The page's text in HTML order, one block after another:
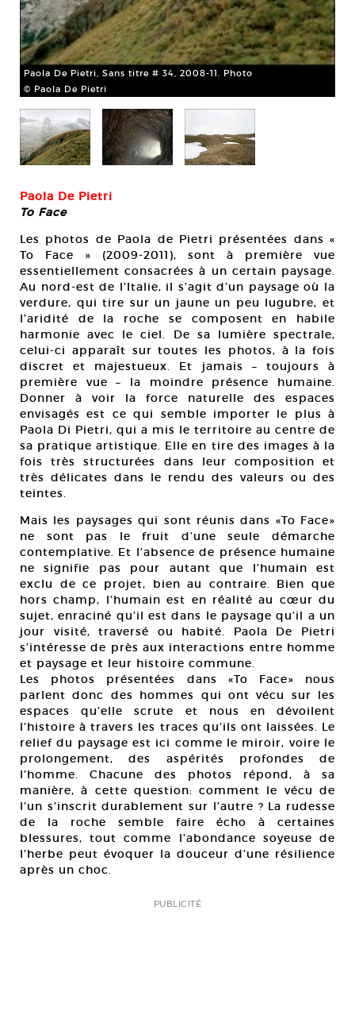
Paola De Pietri, Sans titre # 34, 2008-11. Photo
© Paola De Pietri
Paola De Pietri
To Face
Les photos de Paola de Pietri présentées dans «
To Face » (2009-2011), sont à première vue
essentiellement consacrées à un certain paysage.
Au nord-est de l’Italie, il s’agit d’un paysage où la
verdure, qui tire sur un jaune un peu lugubre, et
l’aridité de la roche se composent en habile
harmonie avec le ciel. De sa lumière spectrale,
celui-ci apparaît sur toutes les photos, à la fois
discret et majestueux. Et jamais – toujours à
première vue – la moindre présence humaine.
Donner à voir la force naturelle des espaces
envisagés est ce qui semble importer le plus à
Paola Di Pietri, qui a mis le territoire au centre de
sa pratique artistique. Elle en tire des images à la
fois très structurées dans leur composition et
très délicates dans le rendu des valeurs ou des
teintes.
Mais les paysages qui sont réunis dans «To Face»
ne sont pas le fruit d’une seule démarche
contemplative. Et l’absence de présence humaine
ne signifie pas pour autant que l’humain est
exclu de ce projet, bien au contraire. Bien que
hors champ, l’humain est en réalité au cœur du
sujet, enraciné qu’il est dans le paysage qu’il a un
jour visité, traversé ou habité. Paola De Pietri
s’intéresse de près aux interactions entre homme
et paysage et leur histoire commune.
Les photos présentées dans «To Face» nous
parlent donc des hommes qui ont vécu sur les
espaces qu’elle scrute et nous en dévoilent
l’histoire à travers les traces qu’ils ont laissées. Le
relief du paysage est ici comme le miroir, voire le
prolongement, des aspérités profondes de
l’homme. Chacune des photos répond, à sa
manière, à cette question: comment le vécu de
l’un s’inscrit durablement sur l’autre ? La rudesse
de la roche semble faire écho à certaines
blessures, tout comme l’abondance soyeuse de
l’herbe peut évoquer la douceur d’une résilience
après un choc.
PUBLICITÉ